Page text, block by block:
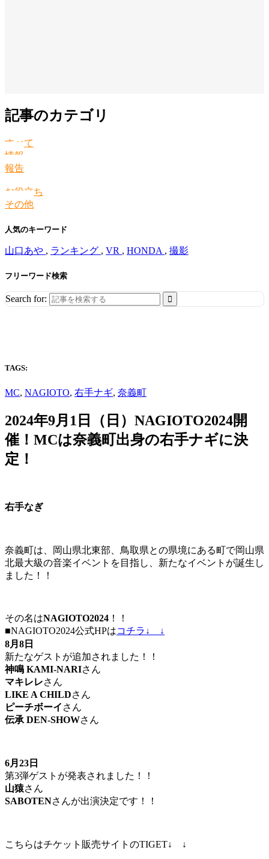
記事のカテゴリ
すべて
情報
報告
お役立ち
その他
人気のキーワード
山口あや , ランキング , VR , HONDA , 撮影
フリーワード検索
Search for:
TAGS:
MC, NAGIOTO, 右手ナギ, 奈義町
2024年9月1日（日）NAGIOTO2024開
催！MCは奈義町出身の右手ナギに決
定！
右手なぎ
奈義町は、岡山県北東部、鳥取県との県境にある町で岡山県
北最大級の音楽イベントを目指し、新たなイベントが誕生し
ました！！
その名はNAGIOTO2024 ！！
■NAGIOTO2024公式HPはコチラ↓ ↓
8月8日
新たなゲストが追加されました！！
神鳴 KAMI-NARIさん
マキレレさん
LIKE A CHILDさん
ピーチボーイ さん
伝承 DEN-SHOWさん
6月23日
第3弾ゲストが発表されました！！
山猿さん
SABOTENさんが出演決定です！！
こちらはチケット販売サイトのTIGET↓ ↓